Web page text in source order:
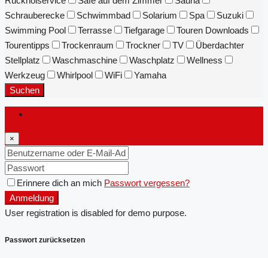
Schrauberecke
Schwimmbad Solarium Spa
Suzuki
Swimming Pool
Terrasse Tiefgarage
Touren Downloads
Tourentipps
Trockenraum Trockner TV
Überdachter
Stellplatz
Waschmaschine Waschplatz
Wellness
Werkzeug
Whirlpool WiFi
Yamaha
Suchen
×
Erinnere dich an mich Passwort vergessen?
Anmeldung
User registration is disabled for demo purpose.
Passwort zurücksetzen